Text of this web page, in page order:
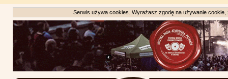
Serwis używa cookies. Wyrażasz zgodę na używanie